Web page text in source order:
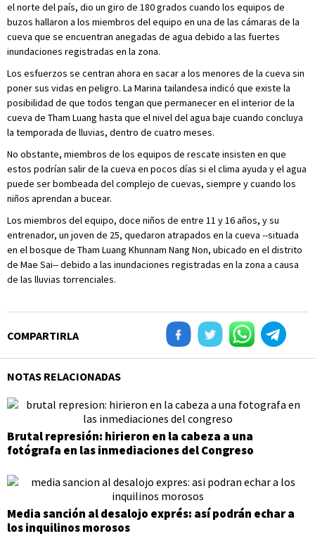
el norte del país, dio un giro de 180 grados cuando los equipos de
buzos hallaron a los miembros del equipo en una de las cámaras de la
cueva que se encuentran anegadas de agua debido a las fuertes
inundaciones registradas en la zona.
Los esfuerzos se centran ahora en sacar a los menores de la cueva sin
poner sus vidas en peligro. La Marina tailandesa indicó que existe la
posibilidad de que todos tengan que permanecer en el interior de la
cueva de Tham Luang hasta que el nivel del agua baje cuando concluya
la temporada de lluvias, dentro de cuatro meses.
No obstante, miembros de los equipos de rescate insisten en que
estos podrían salir de la cueva en pocos días si el clima ayuda y el agua
puede ser bombeada del complejo de cuevas, siempre y cuando los
niños aprendan a bucear.
Los miembros del equipo, doce niños de entre 11 y 16 años, y su
entrenador, un joven de 25, quedaron atrapados en la cueva --situada
en el bosque de Tham Luang Khunnam Nang Non, ubicado en el distrito
de Mae Sai-- debido a las inundaciones registradas en la zona a causa
de las lluvias torrenciales.
COMPARTIRLA
NOTAS RELACIONADAS
Brutal represión: hirieron en la cabeza a una
fotógrafa en las inmediaciones del Congreso
Media sanción al desalojo exprés: así podrán echar a
los inquilinos morosos